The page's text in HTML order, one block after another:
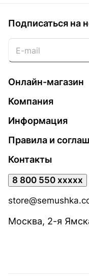
Подписаться на
Онлайн-магазин
Компания
Информация
Правила и
Контакты
8 800 550 xxxxx
Москва, 2-я